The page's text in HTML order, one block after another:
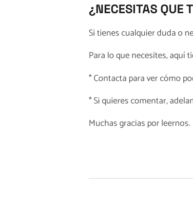
¿NECESITAS QUE
Si tienes cualquier duda o
Para lo que necesites, aquí
*Contacta para ver cómo
* Si quieres comentar,
Muchas gracias por leernos.